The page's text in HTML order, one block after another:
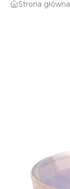
Strona główna